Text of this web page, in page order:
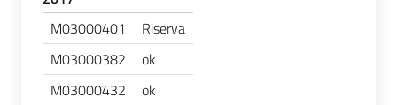
M03000401
Riserva
M03000382
ok
M03000432
ok